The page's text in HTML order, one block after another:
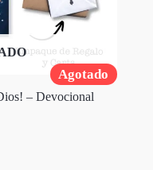
Agotado
– Devocional